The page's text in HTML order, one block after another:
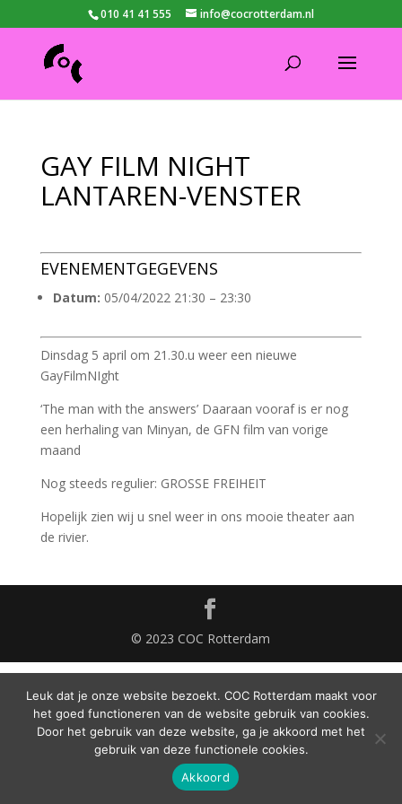
010 41 41 555 info@cocrotterdam.nl
GAY FILM NIGHT
LANTAREN-VENSTER
EVENEMENTGEGEVENS
Datum: 05/04/2022 21:30 – 23:30
Dinsdag 5 april om 21.30.u weer een nieuwe
GayFilmNIght
‘The man with the answers’ Daaraan vooraf is er nog
een herhaling van Minyan, de GFN film van vorige
maand
Nog steeds regulier: GROSSE FREIHEIT
Hopelijk zien wij u snel weer in ons mooie theater aan
de rivier.
© 2023 COC Rotterdam
Leuk dat je onze website bezoekt. COC Rotterdam maakt voor
het goed functioneren van de website gebruik van cookies.
Door het gebruik van deze website, ga je akkoord met het
gebruik van deze functionele cookies.
Akkoord